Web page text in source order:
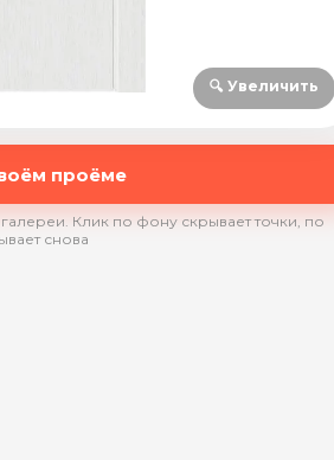
🔍 Увеличить
проёме
Клик по фону скрывает точки, по
снова